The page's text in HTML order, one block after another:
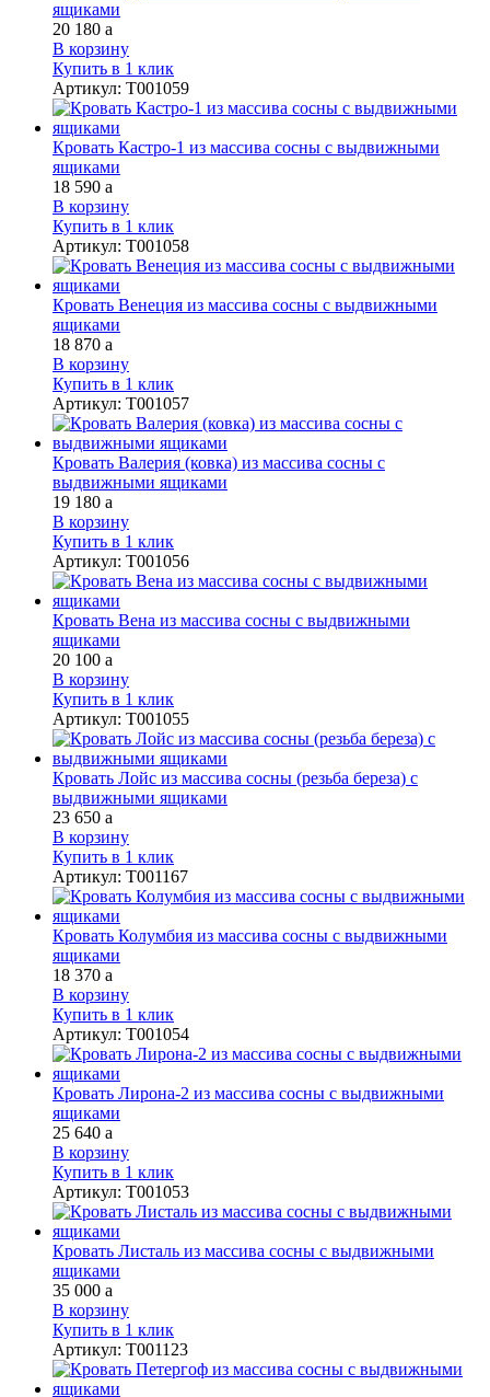
ящиками
20 180 a
В корзину
Купить в 1 клик
Артикул: Т001059
Кровать Кастро-1 из массива сосны с выдвижными
ящиками
18 590 a
В корзину
Купить в 1 клик
Артикул: Т001058
Кровать Венеция из массива сосны с выдвижными
ящиками
18 870 a
В корзину
Купить в 1 клик
Артикул: Т001057
Кровать Валерия (ковка) из массива сосны с
выдвижными ящиками
19 180 a
В корзину
Купить в 1 клик
Артикул: Т001056
Кровать Вена из массива сосны с выдвижными
ящиками
20 100 a
В корзину
Купить в 1 клик
Артикул: Т001055
Кровать Лойс из массива сосны (резьба береза) с
выдвижными ящиками
23 650 a
В корзину
Купить в 1 клик
Артикул: Т001167
Кровать Колумбия из массива сосны с выдвижными
ящиками
18 370 a
В корзину
Купить в 1 клик
Артикул: Т001054
Кровать Лирона-2 из массива сосны с выдвижными
ящиками
25 640 a
В корзину
Купить в 1 клик
Артикул: Т001053
Кровать Листаль из массива сосны с выдвижными
ящиками
35 000 a
В корзину
Купить в 1 клик
Артикул: Т001123